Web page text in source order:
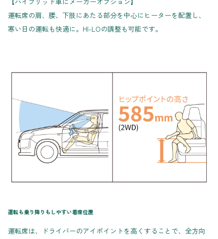
運転席の肩、腰、下肢にあたる部分を中心にヒーターを配置し、
寒い日の運転も快適に。HI-LOの調整も可能です。
運転も乗り降りもしやすい着座位置
運転席は、ドライバーのアイポイントを高くすることで、全方向